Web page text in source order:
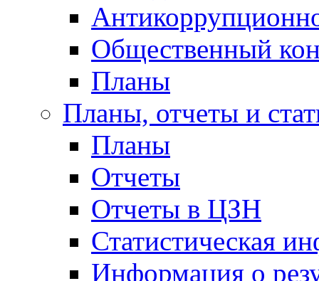
Общественный
Планы
Планы, отчеты и
Планы
Отчеты
Отчеты в ЦЗН
Статистическая
Информация о